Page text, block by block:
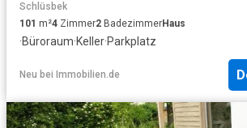
Schlüsbek
101 m²4 Zimmer2 BadezimmerHaus
·Büroraum·Keller·Parkplatz
Neu bei Immobilien.de